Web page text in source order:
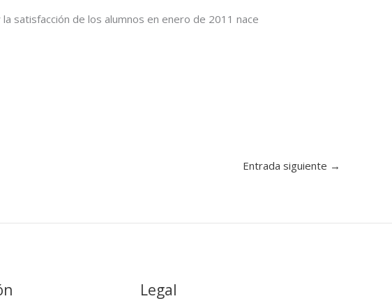
satisfacción de los alumnos en enero de 2011 nace
Entrada siguiente →
Legal